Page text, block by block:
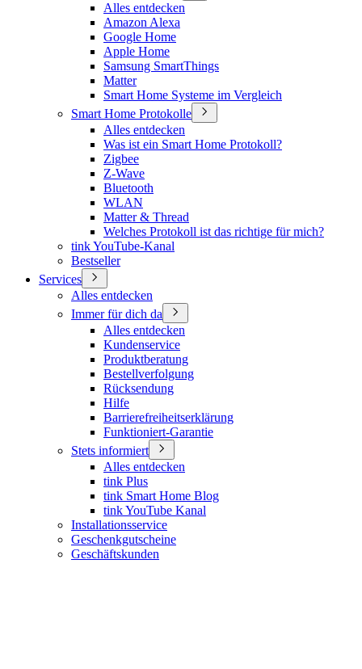
Alles entdecken
Amazon Alexa
Google Home
Apple Home
Samsung SmartThings
Matter
Smart Home Systeme im Vergleich
Smart Home Protokolle
Alles entdecken
Was ist ein Smart Home Protokoll?
Zigbee
Z-Wave
Bluetooth
WLAN
Matter & Thread
Welches Protokoll ist das richtige für mich?
tink YouTube-Kanal
Bestseller
Services
Alles entdecken
Immer für dich da
Alles entdecken
Kundenservice
Produktberatung
Bestellverfolgung
Rücksendung
Hilfe
Barrierefreiheitserklärung
Funktioniert-Garantie
Stets informiert
Alles entdecken
tink Plus
tink Smart Home Blog
tink YouTube Kanal
Installationsservice
Geschenkgutscheine
Geschäftskunden